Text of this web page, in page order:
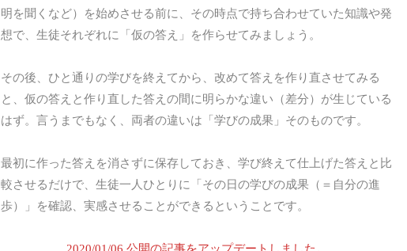
明を聞くなど）を始めさせる前に、その時点で持ち合わせていた知識や発
想で、生徒それぞれに「仮の答え」を作らせてみましょう。
その後、ひと通りの学びを終えてから、改めて答えを作り直させてみる
と、仮の答えと作り直した答えの間に明らかな違い（差分）が生じている
はず。言うまでもなく、両者の違いは「学びの成果」そのものです。
最初に作った答えを消さずに保存しておき、学び終えて仕上げた答えと比
較させるだけで、生徒一人ひとりに「その日の学びの成果（＝自分の進
歩）」を確認、実感させることができるということです。